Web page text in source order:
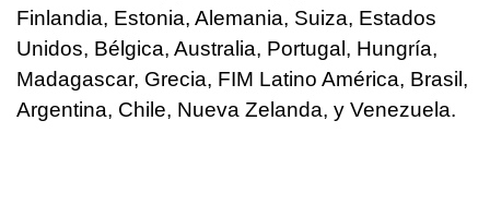
Finlandia, Estonia, Alemania, Suiza, Estados
Unidos, Bélgica, Australia, Portugal, Hungría,
Madagascar, Grecia, FIM Latino América, Brasil,
Argentina, Chile, Nueva Zelanda, y Venezuela.